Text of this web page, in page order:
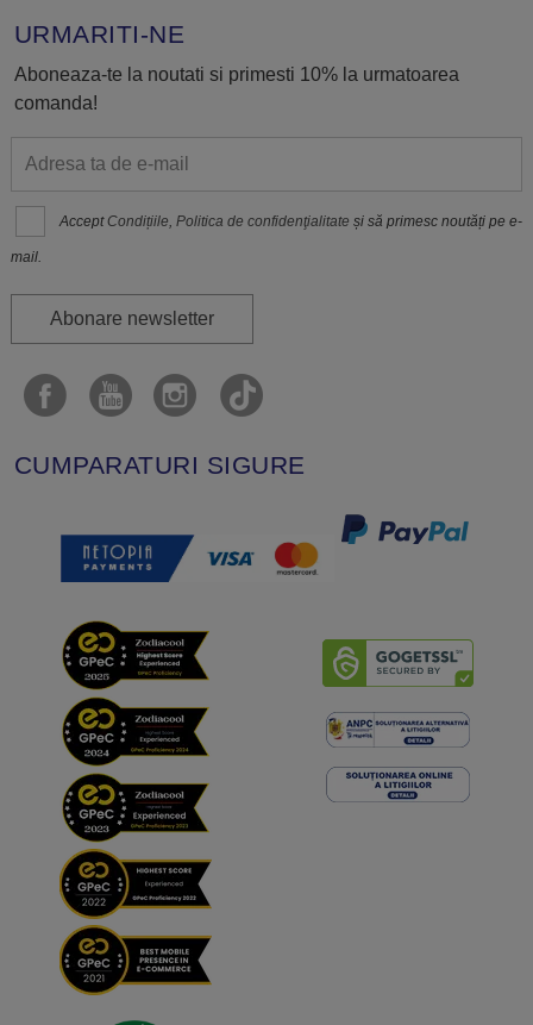
URMARITI-NE
Aboneaza-te la noutati si primesti 10% la urmatoarea
comanda!
Accept Condițiile,Politica de confidenţialitate și să primesc noutăți pe e-
mail.
Abonare newsletter
CUMPARATURI SIGURE